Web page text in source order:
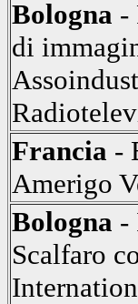
Bologna -
di
Francia -
Amerigo
Bologna -
Scalfaro